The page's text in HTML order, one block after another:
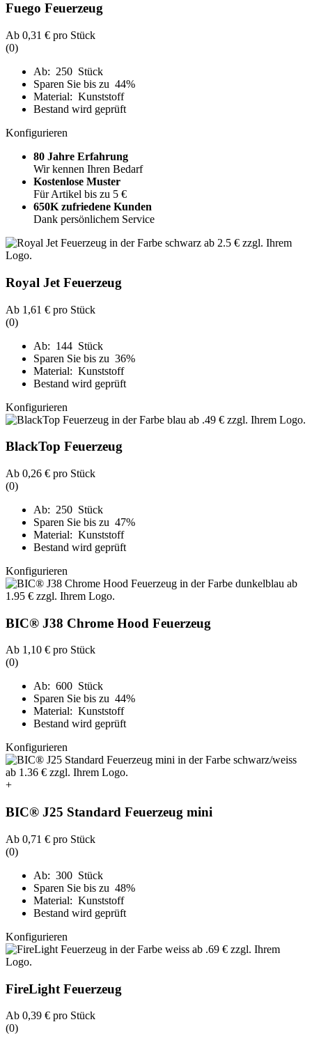
Fuego Feuerzeug
Ab 0,31 € pro Stück
(0)
Ab: 250 Stück
Sparen Sie bis zu 44%
Material: Kunststoff
Bestand wird geprüft
Konfigurieren
80 Jahre Erfahrung
Wir kennen Ihren Bedarf
Kostenlose Muster
Für Artikel bis zu 5 €
650K zufriedene Kunden
Dank persönlichem Service
Royal Jet Feuerzeug
Ab 1,61 € pro Stück
(0)
Ab: 144 Stück
Sparen Sie bis zu 36%
Material: Kunststoff
Bestand wird geprüft
Konfigurieren
BlackTop Feuerzeug
Ab 0,26 € pro Stück
(0)
Ab: 250 Stück
Sparen Sie bis zu 47%
Material: Kunststoff
Bestand wird geprüft
Konfigurieren
BIC® J38 Chrome Hood Feuerzeug
Ab 1,10 € pro Stück
(0)
Ab: 600 Stück
Sparen Sie bis zu 44%
Material: Kunststoff
Bestand wird geprüft
Konfigurieren
+
BIC® J25 Standard Feuerzeug mini
Ab 0,71 € pro Stück
(0)
Ab: 300 Stück
Sparen Sie bis zu 48%
Material: Kunststoff
Bestand wird geprüft
Konfigurieren
FireLight Feuerzeug
Ab 0,39 € pro Stück
(0)